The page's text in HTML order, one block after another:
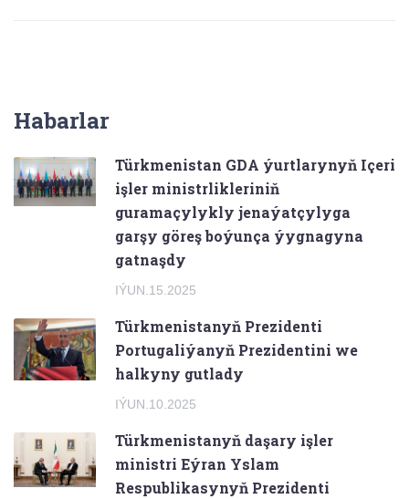
Habarlar
Türkmenistan GDA ýurtlarynyň Içeri
işler ministrlikleriniň
guramaçylykly jenaýatçylyga
garşy göreş boýunça ýygnagyna
gatnaşdy
IÝUN.15.2025
Türkmenistanyň Prezidenti
Portugaliýanyň Prezidentini we
halkyny gutlady
IÝUN.10.2025
Türkmenistanyň daşary işler
ministri Eýran Yslam
Respublikasynyň Prezidenti